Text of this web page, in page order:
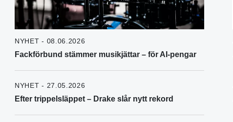
NYHET - 08.06.2026
Fackförbund stämmer musikjättar – för AI-pengar
NYHET - 27.05.2026
Efter trippelsläppet – Drake slår nytt rekord